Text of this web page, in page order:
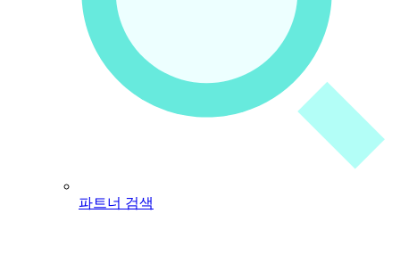
파트너 검색